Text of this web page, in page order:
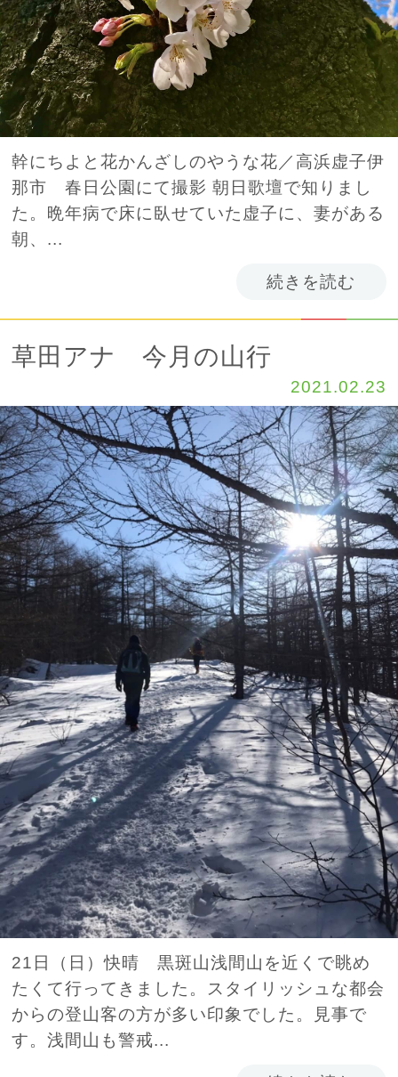
幹にちよと花かんざしのやうな花／高浜虚子伊
那市 春日公園にて撮影 朝日歌壇で知りまし
た。晩年病で床に臥せていた虚子に、妻がある
朝、...
続きを読む
草田アナ 今月の山行
2021.02.23
21日（日）快晴 黒斑山浅間山を近くで眺め
たくて行ってきました。スタイリッシュな都会
からの登山客の方が多い印象でした。見事で
す。浅間山も警戒...